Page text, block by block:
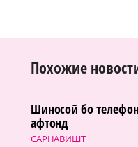
Похожие
САРНАВИШТ
Шиносоӣ бо
афтонд